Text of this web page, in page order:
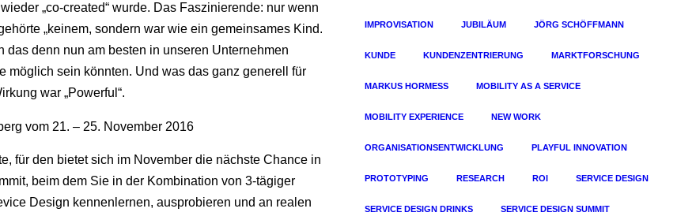
„co-created“ wurde. Das Faszinierende: nur wenn
„keinem, sondern war wie ein gemeinsames Kind.
denn nun am besten in unseren Unternehmen
möglich sein könnten. Und was das ganz generell für
war „Powerful“.
vom 21. – 25. November 2016
für den bietet sich im November die nächste Chance in
beim dem Sie in der Kombination von 3-tägiger
Design kennenlernen, ausprobieren und an realen
IMPROVISATION JUBILÄUM JÖRG SCHÖFFMANN
KUNDE KUNDENZENTRIERUNG MARKTFORSCHUNG
MARKUS HORMESS MOBILITY AS A SERVICE
MOBILITY EXPERIENCE NEW WORK
ORGANISATIONSENTWICKLUNG PLAYFUL INNOVATION
PROTOTYPING RESEARCH ROI SERVICE DESIGN
SERVICE DESIGN DRINKS SERVICE DESIGN SUMMIT